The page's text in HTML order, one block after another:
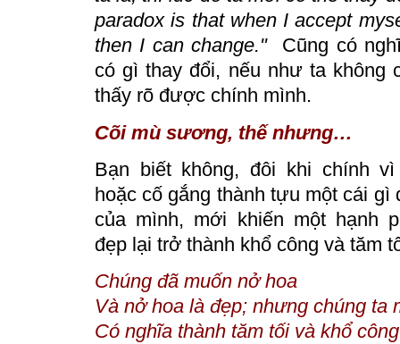
paradox is that when I accept
then I can change."
Cũng có
có gì thay đổi, nếu như ta không
thấy rõ được chính mình.
Cõi mù sương, thế nhưng…
Bạn biết không, đôi khi chính
hoặc cố gắng thành tựu một cái gì
của mình, mới khiến một hạnh
đẹp lại trở thành khổ công và tăm
Chúng đã muốn nở hoa
Và nở hoa là đẹp; nhưng chúng ta
Có nghĩa thành tăm tối và khổ công